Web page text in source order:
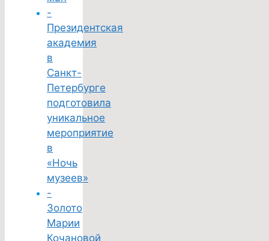
-
Президентская
академия
в
Санкт-
Петербурге
подготовила
уникальное
мероприятие
в
«Ночь
музеев»
-
Золото
Марии
Кочановой